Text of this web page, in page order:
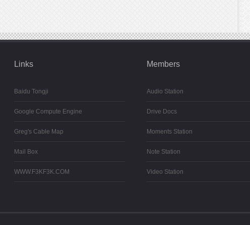
Links
Baidu Tongji
Google Compute Engine
Greg's Cable Map
Mail Box
WWW.F3KF3K.COM
Members
Audio Station
Drive Docs
Moments Station
Note Station
Video Station